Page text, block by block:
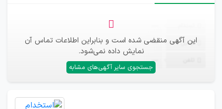
این آگهی منقضی شده است و بنابراین اطلاعات تماس آن
نمایش داده نمی‌شود.
جستجوی سایر آگهی‌های مشابه
ایمیل —
—